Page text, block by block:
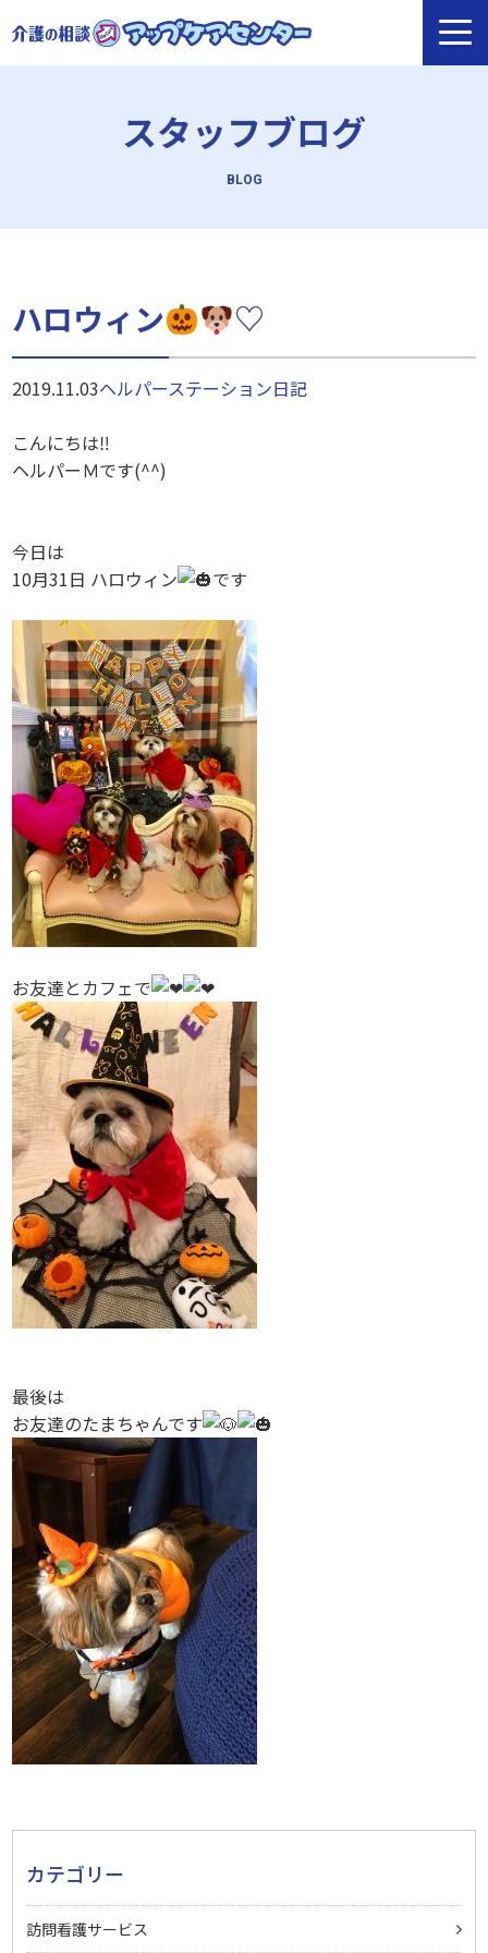
スタッフブログ
ハロウィン ♡
2019.11.03ヘルパーステーション日記
こんにちは‼︎
ヘルパーＭです(^^)
今日は
10月31日 ハロウィン
です
お友達とカフェで
最後は
お友達のたまちゃんです
カテゴリー
訪問看護サービス